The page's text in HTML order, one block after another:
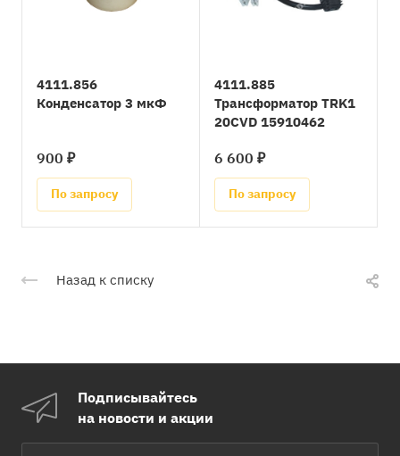
4111.856
Конденсатор 3 мкФ
900 ₽
По запросу
4111.885
Трансформатор TRK1
20CVD 15910462
6 600 ₽
По запросу
Назад к списку
Подписывайтесь
на новости и акции